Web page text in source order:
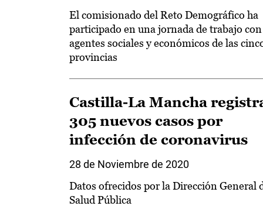
El comisionado del Reto Demográfico ha
participado en una jornada de trabajo con
agentes sociales y económicos de las
provincias
Castilla-La Mancha
305 nuevos casos por
infección de coronavirus
28 de Noviembre de 2020
Datos ofrecidos por la Dirección General
Salud Pública